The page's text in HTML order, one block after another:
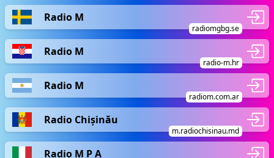
Radio M
radiomgbg.se
Radio M
radio-m.hr
Radio M
radiom.com.ar
Radio Chișinău
m.radiochisinau.md
Radio M P A